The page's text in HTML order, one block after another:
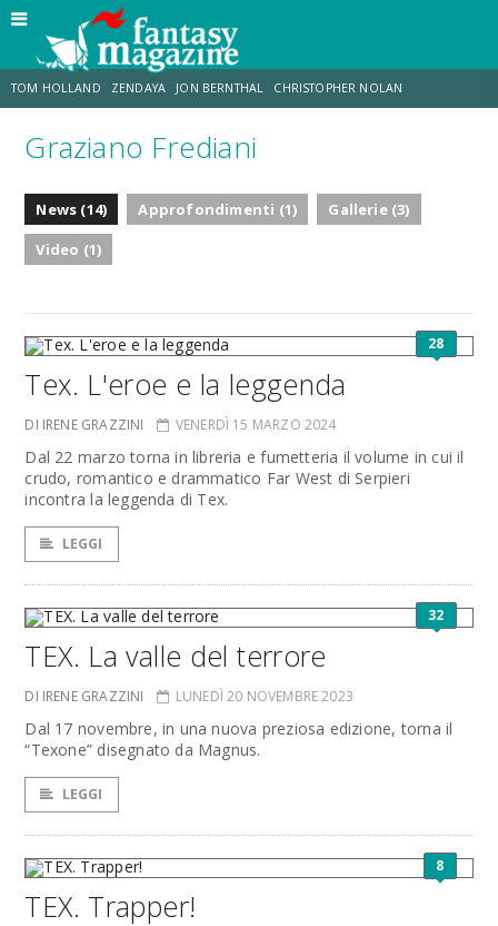
TOM HOLLAND ZENDAYA JON BERNTHAL CHRISTOPHER NOLAN
STRANIMONDI LUCCA COMICS & GAMES
JACOB BATALON
Graziano Frediani
News (14) Approfondimenti (1)
Gallerie (3)
Video (1)
28
Tex. L'eroe e la leggenda
DI IRENE GRAZZINI VENERDÌ 15 MARZO 2024
Dal 22 marzo torna in libreria e fumetteria il volume in cui il
crudo, romantico e drammatico Far West di Serpieri
incontra la leggenda di Tex.
LEGGI
32
TEX. La valle del terrore
DI IRENE GRAZZINI LUNEDÌ 20 NOVEMBRE 2023
Dal 17 novembre, in una nuova preziosa edizione, torna il
“Texone” disegnato da Magnus.
LEGGI
8
TEX. Trapper!